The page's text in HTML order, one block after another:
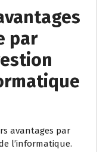
par
avantages par
l’informatique.